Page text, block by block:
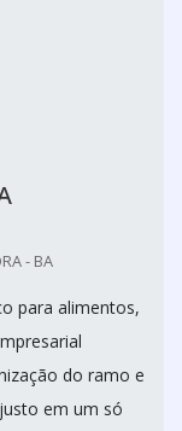
- BA
para alimentos,
do ramo e
em um só